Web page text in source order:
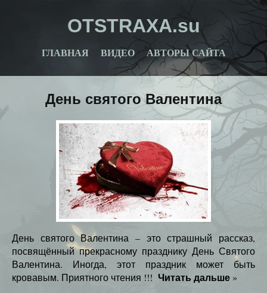
OTSTRAXA.su
ГЛАВНАЯ ВИДЕО АВТОРЫ САЙТА
День святого Валентина
День святого Валентина – это страшный рассказ,
посвящённый прекрасному празднику День Святого
Валентина. Иногда, этот праздник может быть
кровавым. Приятного чтения !!! Читать дальше »